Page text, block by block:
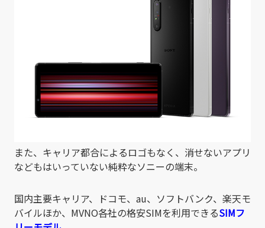
また、キャリア都合によるロゴもなく、消せないアプリ
などもはいっていない純粋なソニーの端末。
国内主要キャリア、ドコモ、au、ソフトバンク、楽天モ
バイルほか、MVNO各社の格安SIMを利用できるSIMフ